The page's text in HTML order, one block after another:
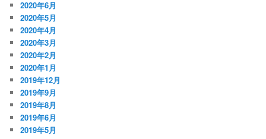
2020年6月
2020年5月
2020年4月
2020年3月
2020年2月
2020年1月
2019年12月
2019年9月
2019年8月
2019年6月
2019年5月